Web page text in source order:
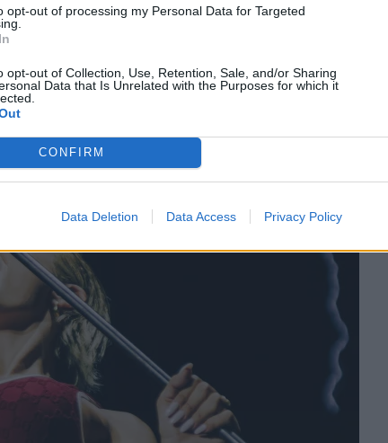
opt-out of processing my Personal Data for Targeted
opt-out of Collection, Use, Retention, Sale, and/or Sharing
Data that Is Unrelated with the Purposes for which it
CONFIRM
Data Deletion Data Access Privacy Policy